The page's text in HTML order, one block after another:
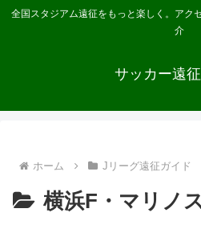
全国スタジアム遠征をもっと楽しく。アク
介
サッカー遠
ホーム Jリーグ遠征ガイド
横浜F・マリノ